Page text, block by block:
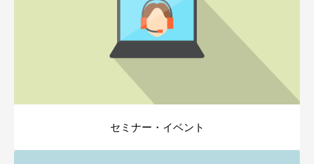
セミナー・イベント